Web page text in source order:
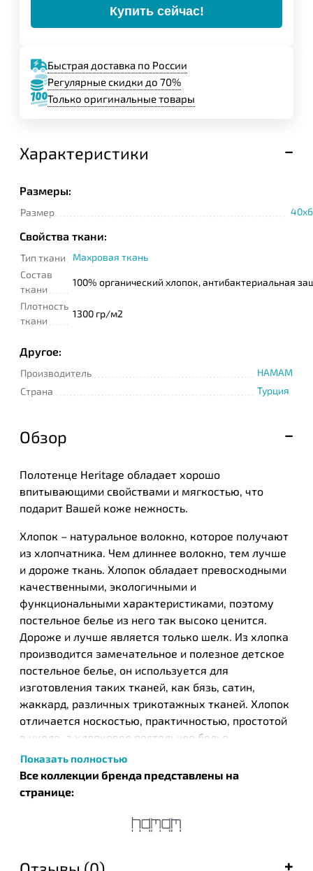
Купить сейчас!
Быстрая доставка по России
Регулярные скидки до 70%
Только оригинальные товары
Характеристики
Размеры:
Размер
Свойства ткани:
Тип ткани
Махровая ткань
Состав
ткани
100% органический хлопок, антибактериальная
Плотность
ткани
1300 гр/м2
Другое:
Производитель
HAMAM
Страна
Турция
Обзор
Полотенце Heritage обладает хорошо
впитывающими свойствами и мягкостью, что
подарит Вашей коже нежность.
Хлопок – натуральное волокно, которое получают
из хлопчатника. Чем длиннее волокно, тем лучше
и дороже ткань. Хлопок обладает превосходными
качественными, экологичными и
функциональными характеристиками, поэтому
постельное белье из него так высоко ценится.
Дороже и лучше является только шелк. Из хлопка
производится замечательное и полезное детское
постельное белье, он используется для
изготовления таких тканей, как бязь, сатин,
жаккард, различных трикотажных тканей. Хлопок
отличается носкостью, практичностью, простотой
в уходе, а хлопковое постельное белье
обеспечивает приятный и комфортный отдых.
Турецкий бренд текстильных изделий Нamam был
основан в 2003 году в результате общих усилий
известных на то время компании ЕКЕ и турецкого
дизайнера Идиль Тарзи. Этот бренд стал одним из
банных полотенец, постельного белья и халатов,
Показать полностью
Все коллекции бренда представлены на
странице: